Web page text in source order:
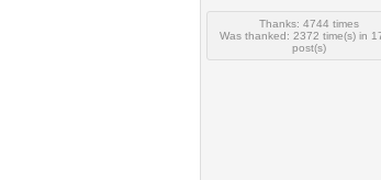
Thanks: 4744 times
Was thanked: 2372 time(s) in
post(s)